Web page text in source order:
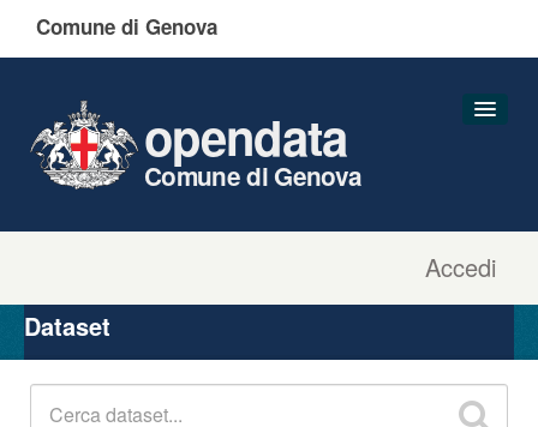
Comune di Genova
Accedi
opendata
Comune di Genova
Organizzazioni
Gruppi
Dataset